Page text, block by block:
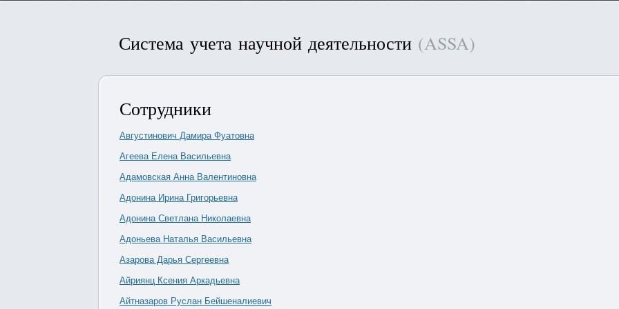
Система учета научной деятельности (ASSA)
Сотрудники
Августинович Дамира Фуатовна
Агеева Елена Васильевна
Адамовская Анна Валентиновна
Адонина Ирина Григорьевна
Адонина Светлана Николаевна
Адоньева Наталья Васильевна
Азарова Дарья Сергеевна
Айриянц Ксения Аркадьевна
Айтназаров Руслан Бейшеналиевич